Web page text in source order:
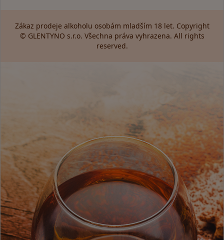
Zákaz prodeje alkoholu osobám mladším 18 let. Copyright
© GLENTYNO s.r.o. Všechna práva vyhrazena. All rights
reserved.